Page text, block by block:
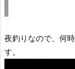
夜釣りなので、何
す。